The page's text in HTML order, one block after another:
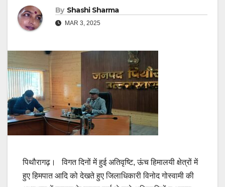
By Shashi Sharma
MAR 3, 2025
पिथौरागढ़। विगत दिनों में हुई अतिवृष्टि, ऊंच हिमालयी क्षेत्रों में
हुए हिमपात आदि को देखते हुए जिलाधिकारी विनोद गोस्वामी की